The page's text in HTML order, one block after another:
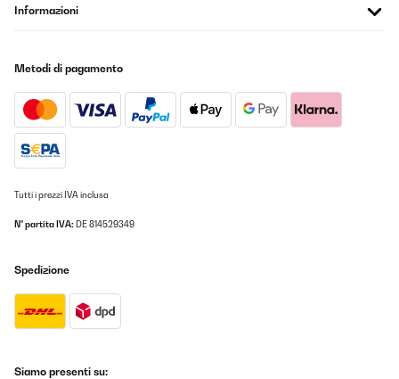
Informazioni
Metodi di pagamento
Tutti i prezzi IVA inclusa
N° partita IVA: DE 814529349
Spedizione
Siamo presenti su: